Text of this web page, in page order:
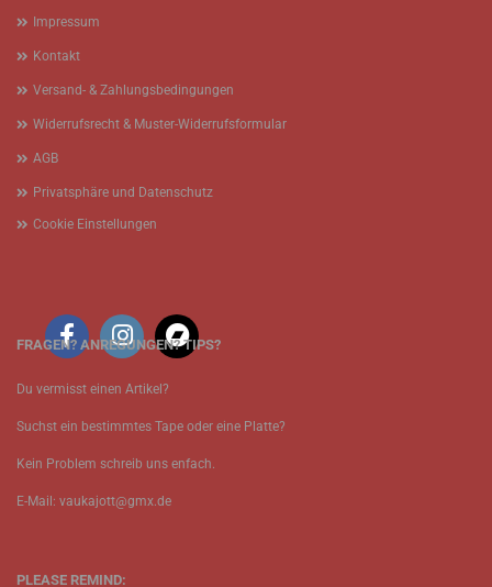
Impressum
Kontakt
Versand- & Zahlungsbedingungen
Widerrufsrecht & Muster-Widerrufsformular
AGB
Privatsphäre und Datenschutz
Cookie Einstellungen
FRAGEN? ANREGUNGEN? TIPS?
Du vermisst einen Artikel?
Suchst ein bestimmtes Tape oder eine Platte?
Kein Problem schreib uns enfach.
E-Mail: vaukajott@gmx.de
PLEASE REMIND: